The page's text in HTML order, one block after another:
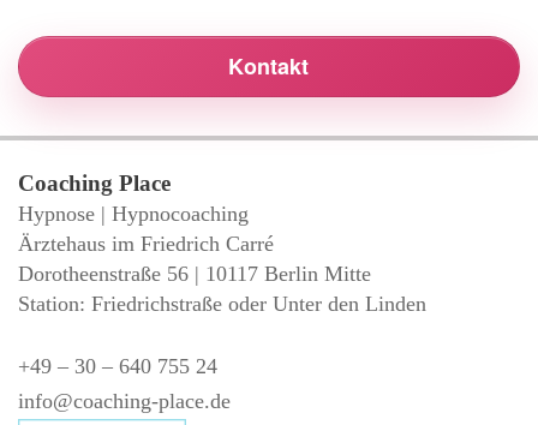
Kontakt
Coaching Place
Hypnose | Hypnocoaching
Ärztehaus im Friedrich Carré
Dorotheenstraße 56 | 10117 Berlin Mitte
Station: Friedrichstraße oder Unter den Linden
+49 – 30 – 640 755 24
info@coaching-place.de